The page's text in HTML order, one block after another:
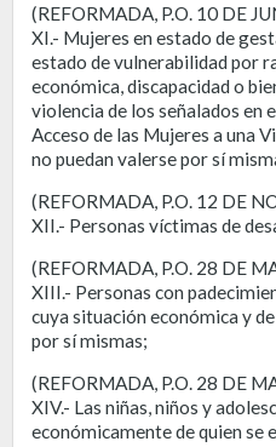
(REFORMADA, P.O. 10 DE
XI.- Mujeres en estado de
estado de vulnerabilidad por
económica, discapacidad o
violencia de los señalados en
Acceso de las Mujeres a una
no puedan valerse por sí
(REFORMADA, P.O. 12 DE
XII.- Personas víctimas de
(REFORMADA, P.O. 28 DE
XIII.- Personas con
cuya situación económica y
por sí mismas;
(REFORMADA, P.O. 28 DE
XIV.- Las niñas, niños y
económicamente de quien se